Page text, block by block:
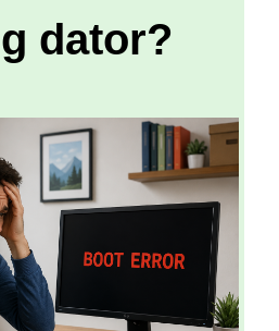
dator?